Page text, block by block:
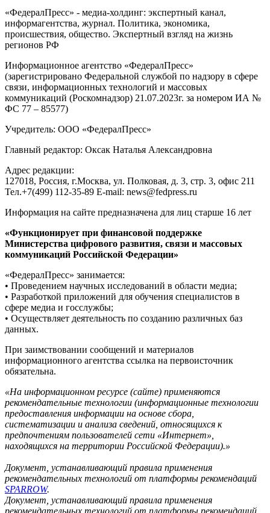
«ФедералПресс» - медиа-холдинг: экспертный канал,
информагентства, журнал. Политика, экономика,
происшествия, общество. Экспертный взгляд на жизнь
регионов РФ
Информационное агентство «ФедералПресс»
(зарегистрировано Федеральной службой по надзору в сфере
связи, информационных технологий и массовых
коммуникаций (Роскомнадзор) 21.07.2023г. за номером ИА №
ФС 77 – 85577)
Учредитель: ООО «ФедералПресс»
Главный редактор: Оксак Наталья Александровна
Адрес редакции:
127018, Россия, г.Москва, ул. Полковая, д. 3, стр. 3, офис 211
Тел.+7(499) 112-35-89 E-mail: news@fedpress.ru
Информация на сайте предназначена для лиц старше 16 лет
«Функционирует при финансовой поддержке
Министерства цифрового развития, связи и массовых
коммуникаций Российской Федерации»
«ФедералПресс» занимается:
• Проведением научных исследований в области медиа;
• Разработкой приложений для обучения специалистов в
сфере медиа и госслужбы;
• Осуществляет деятельность по созданию различных баз
данных.
При заимствовании сообщений и материалов
информационного агентства ссылка на первоисточник
обязательна.
«На информационном ресурсе (сайте) применяются
рекомендательные технологии (информационные технологии
предоставления информации на основе сбора,
систематизации и анализа сведений, относящихся к
предпочтениям пользователей сети «Интернет»,
находящихся на территории Российской Федерации).»
Документ, устанавливающий правила применения
рекомендательных технологий от платформы рекомендаций
SPARROW.
Документ, устанавливающий правила применения
рекомендательных технологий от платформы рекомендаций